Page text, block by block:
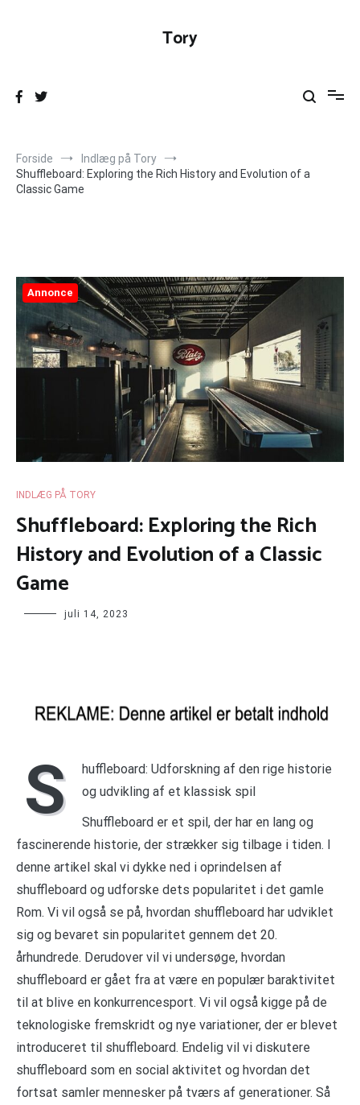
Tory
Forside
Indlæg på Tory
Shuffleboard: Exploring the Rich History and Evolution of a
Classic Game
Annonce
INDLÆG PÅ TORY
Shuffleboard: Exploring the Rich
History and Evolution of a Classic
Game
juli 14, 2023
S
huffleboard: Udforskning af den rige historie
og udvikling af et klassisk spil
Shuffleboard er et spil, der har en lang og
fascinerende historie, der strækker sig tilbage i tiden. I
denne artikel skal vi dykke ned i oprindelsen af
shuffleboard og udforske dets popularitet i det gamle
Rom. Vi vil også se på, hvordan shuffleboard har udviklet
sig og bevaret sin popularitet gennem det 20.
århundrede. Derudover vil vi undersøge, hvordan
shuffleboard er gået fra at være en populær baraktivitet
til at blive en konkurrencesport. Vi vil også kigge på de
teknologiske fremskridt og nye variationer, der er blevet
introduceret til shuffleboard. Endelig vil vi diskutere
shuffleboard som en social aktivitet og hvordan det
fortsat samler mennesker på tværs af generationer. Så